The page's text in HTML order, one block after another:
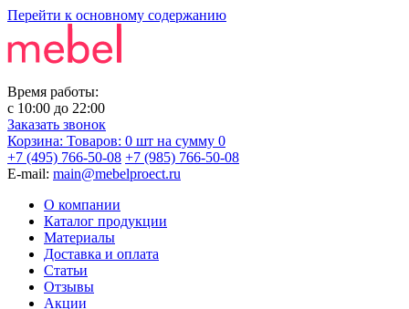
Перейти к основному содержанию
Время работы:
с 10:00 до 22:00
Заказать звонок
Корзина: Товаров: 0 шт на сумму 0
+7 (495) 766-50-08 +7 (985) 766-50-08
E-mail: main@mebelproect.ru
О компании
Каталог продукции
Материалы
Доставка и оплата
Статьи
Отзывы
Акции